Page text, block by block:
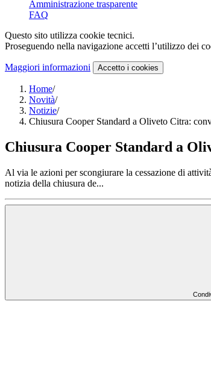
Amministrazione trasparente
FAQ
Questo sito utilizza cookie tecnici.
Proseguendo nella navigazione accetti l’utilizzo dei
Maggiori informazioni Accetto i cookies
Home/
Novità/
Notizie/
Chiusura Cooper Standard a Oliveto Citra:
Chiusura Cooper Standard a
Al via le azioni per scongiurare la cessazione di
notizia della chiusura de...